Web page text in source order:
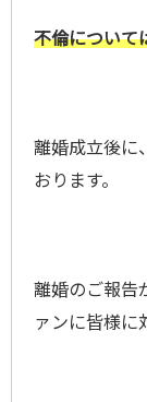
不倫について
離婚成立後に
おります。
離婚のご報告
ァンに皆様に